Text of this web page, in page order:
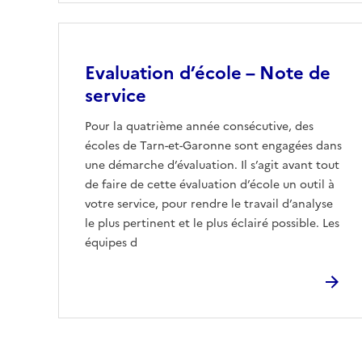
Evaluation d’école – Note de
service
Pour la quatrième année consécutive, des
écoles de Tarn-et-Garonne sont engagées dans
une démarche d’évaluation. Il s’agit avant tout
de faire de cette évaluation d’école un outil à
votre service, pour rendre le travail d’analyse
le plus pertinent et le plus éclairé possible. Les
équipes d